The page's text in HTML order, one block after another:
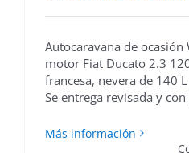
Autocaravana de
motor Fiat Ducato 2.3
francesa, nevera de 140
Se entrega revisada y
Más información